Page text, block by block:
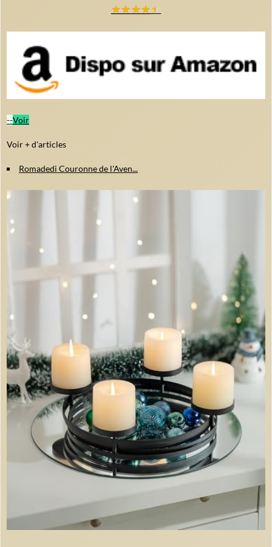
★★★★★
--Voir
Voir + d'articles
Romadedi Couronne de l'Aven...